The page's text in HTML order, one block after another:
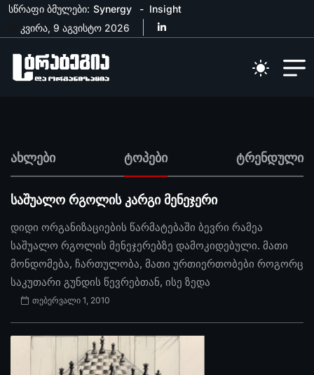
სწრაფი ბმულები: Synergy
Insight
კვირა, 9 აგვისტო 2026
ახლები ტოპები ტრენდული
საშუალო რგოლის კარგი მენეჯერი
დიდი ორგანიზაციების წარმატებაში ბევრი რამეა
საშუალო რგოლის მენეჯერებზე დამოკიდებული. მათი
მონდომება, ჩართულობა, მათი ურთიერთობები როგორც
საკუთარი გუნდის წევრებთან, ისე ზედა
თებერვალი 1, 2010